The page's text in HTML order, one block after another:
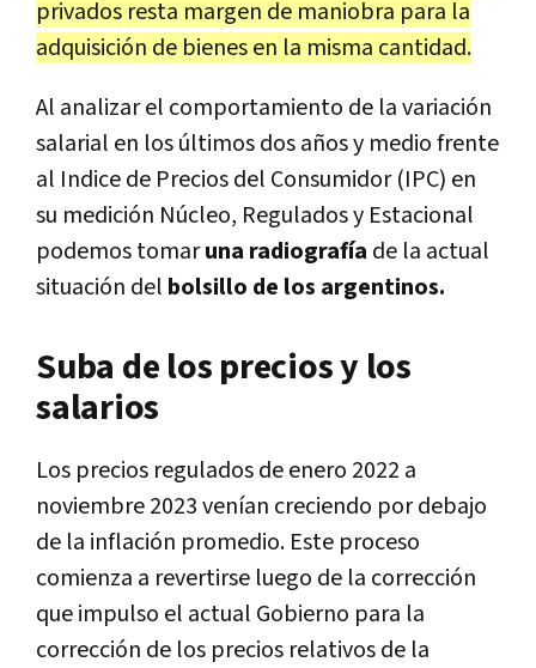
privados resta margen de maniobra para la
adquisición de bienes en la misma cantidad.
Al analizar el comportamiento de la variación
salarial en los últimos dos años y medio frente
al Indice de Precios del Consumidor (IPC) en
su medición Núcleo, Regulados y Estacional
podemos tomaruna radiografía de la actual
situación del bolsillo de los argentinos.
Suba de los precios y los
salarios
Los precios regulados de enero 2022 a
noviembre 2023 venían creciendo por debajo
de la inflación promedio. Este proceso
comienza a revertirse luego de la corrección
que impulso el actual Gobierno para la
corrección de los precios relativos de la